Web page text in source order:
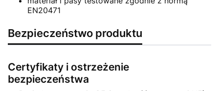
EN20471
Bezpieczeństwo produktu
Certyfikaty i ostrzeżenie
bezpieczeństwa